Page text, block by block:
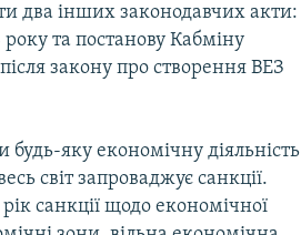
два інших законодавчих акти:
та постанову Кабміну
закону про створення ВЕЗ
яку економічну діяльність
світ запроваджує санкції.
санкції щодо економічної